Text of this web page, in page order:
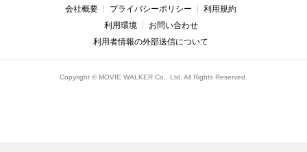
会社概要 プライバシーポリシー
利用規約
利用環境
お問い合わせ
利用者情報の外部送信について
Copyright © MOVIE WALKER Co., Ltd. All Rights Reserved.